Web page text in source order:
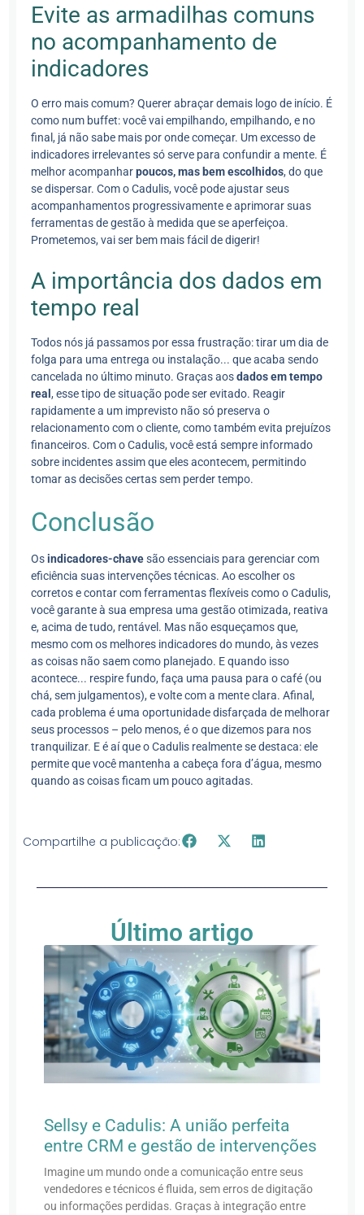
Evite as armadilhas comuns
no acompanhamento de
indicadores
O erro mais comum? Querer abraçar demais logo de início. É
como num buffet: você vai empilhando, empilhando, e no
final, já não sabe mais por onde começar. Um excesso de
indicadores irrelevantes só serve para confundir a mente. É
melhor acompanharpoucos, mas bem escolhidos, do que
se dispersar. Com o Cadulis, você pode ajustar seus
acompanhamentos progressivamente e aprimorar suas
ferramentas de gestão à medida que se aperfeiçoa.
Prometemos, vai ser bem mais fácil de digerir!
A importância dos dados em
tempo real
Todos nós já passamos por essa frustração: tirar um dia de
folga para uma entrega ou instalação... que acaba sendo
cancelada no último minuto. Graças aosdados em tempo
real, esse tipo de situação pode ser evitado. Reagir
rapidamente a um imprevisto não só preserva o
relacionamento com o cliente, como também evita prejuízos
financeiros. Com o Cadulis, você está sempre informado
sobre incidentes assim que eles acontecem, permitindo
tomar as decisões certas sem perder tempo.
Conclusão
Osindicadores-chavesão essenciais para gerenciar com
eficiência suas intervenções técnicas. Ao escolher os
corretos e contar com ferramentas flexíveis como o Cadulis,
você garante à sua empresa uma gestão otimizada, reativa
e, acima de tudo, rentável. Mas não esqueçamos que,
mesmo com os melhores indicadores do mundo, às vezes
as coisas não saem como planejado. E quando isso
acontece... respire fundo, faça uma pausa para o café (ou
chá, sem julgamentos), e volte com a mente clara. Afinal,
cada problema é uma oportunidade disfarçada de melhorar
seus processos – pelo menos, é o que dizemos para nos
tranquilizar. E é aí que o Cadulis realmente se destaca: ele
permite que você mantenha a cabeça fora d’água, mesmo
quando as coisas ficam um pouco agitadas.
Compartilhe a publicação:
Último artigo
Sellsy e Cadulis: A união perfeita
entre CRM e gestão de intervenções
Imagine um mundo onde a comunicação entre seus
vendedores e técnicos é fluida, sem erros de digitação
ou informações perdidas. Graças à integração entre